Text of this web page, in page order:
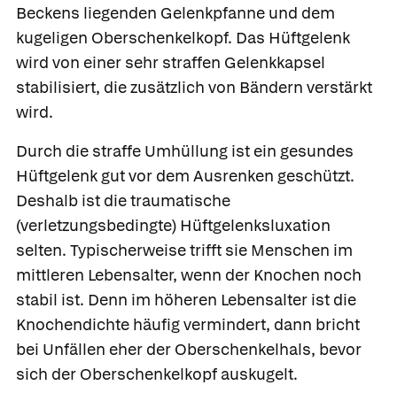
Beckens liegenden Gelenkpfanne und dem
kugeligen Oberschenkelkopf. Das Hüftgelenk
wird von einer sehr straffen Gelenkkapsel
stabilisiert, die zusätzlich von Bändern verstärkt
wird.
Durch die straffe Umhüllung ist ein gesundes
Hüftgelenk gut vor dem Ausrenken geschützt.
Deshalb ist die traumatische
(verletzungsbedingte) Hüftgelenksluxation
selten. Typischerweise trifft sie Menschen im
mittleren Lebensalter, wenn der Knochen noch
stabil ist. Denn im höheren Lebensalter ist die
Knochendichte häufig vermindert, dann bricht
bei Unfällen eher der Oberschenkelhals, bevor
sich der Oberschenkelkopf auskugelt.